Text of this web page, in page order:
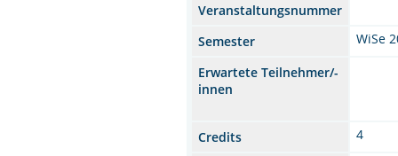
Veranstaltungsnummer
Semester
WiSe
Erwartete Teilnehmer/-
innen
Credits
4